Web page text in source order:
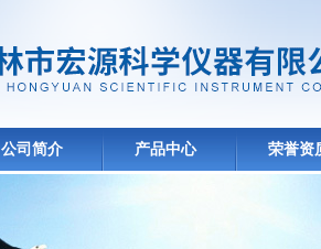
公司简介 产品中心 荣誉资